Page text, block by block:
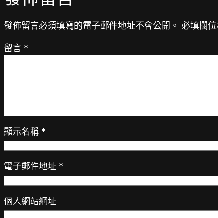
發佈留言必須填寫的電子郵件地址不會公開。 必填欄
留言 *
顯示名稱 *
電子郵件地址 *
個人網站網址